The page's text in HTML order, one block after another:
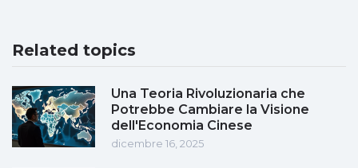
Related topics
Una Teoria Rivoluzionaria che
Potrebbe Cambiare la Visione
dell'Economia Cinese
dicembre 16, 2025